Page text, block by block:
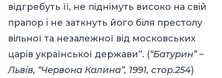
відгребуть її, не піднімуть високо на свій
прапор і не заткнуть його біля престолу
вільної та незалежної від московських
царів української держави”. (“Батурин” –
Львів, “Червона Калина”, 1991, стор.254)